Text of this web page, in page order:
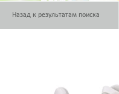
Назад к результатам поиска